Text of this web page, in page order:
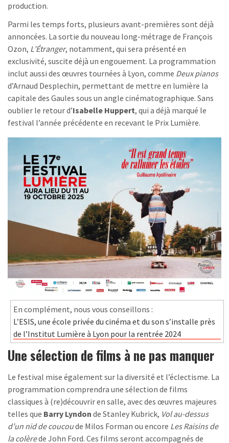
production.
Parmi les temps forts, plusieurs avant-premières sont déjà
annoncées. La sortie du nouveau long-métrage de François
Ozon, L’Étranger, notamment, qui sera présenté en
exclusivité, suscite déjà un engouement. La programmation
inclut aussi des œuvres tournées à Lyon, comme Deux pianos
d’Arnaud Desplechin, permettant de mettre en lumière la
capitale des Gaules sous un angle cinématographique. Sans
oublier le retour d’Isabelle Huppert, qui a déjà marqué le
festival l’année précédente en recevant le Prix Lumière.
En complément, nous vous conseillons :
L’ESIS, une école privée du cinéma et du son s’installe près
de l’Institut Lumière à Lyon pour la rentrée 2024
Une sélection de films à ne pas manquer
Le festival mise également sur la diversité et l’éclectisme. La
programmation comprendra une sélection de films
classiques à (re)découvrir en salle, avec des œuvres majeures
telles que Barry Lyndon de Stanley Kubrick, Vol au-dessus
d’un nid de coucoude Milos Forman ou encore Les Raisins de
la colèrede John Ford. Ces films seront accompagnés de